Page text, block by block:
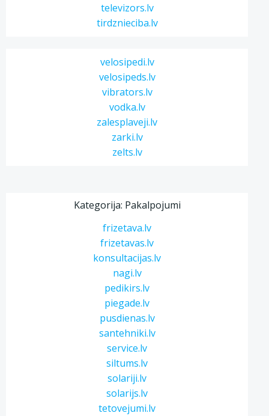
televizors.lv
tirdznieciba.lv
velosipedi.lv
velosipeds.lv
vibrators.lv
vodka.lv
zalesplaveji.lv
zarki.lv
zelts.lv
Kategorija: Pakalpojumi
frizetava.lv
frizetavas.lv
konsultacijas.lv
nagi.lv
pedikirs.lv
piegade.lv
pusdienas.lv
santehniki.lv
service.lv
siltums.lv
solariji.lv
solarijs.lv
tetovejumi.lv